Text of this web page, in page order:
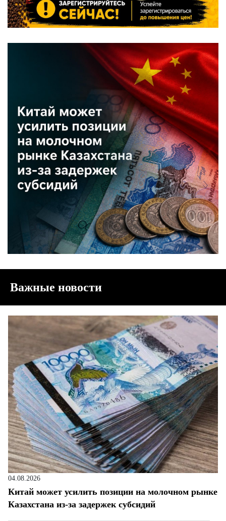
Важные новости
04.08.2026
Китай может усилить позиции на молочном рынке
Казахстана из-за задержек субсидий